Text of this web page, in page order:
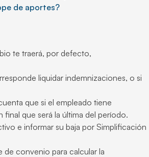
de aportes?
te traerá, por defecto,
liquidar indemnizaciones, o si
que si el empleado tiene
que será la última del período.
e informar su baja por Simplificación
de convenio para calcular la